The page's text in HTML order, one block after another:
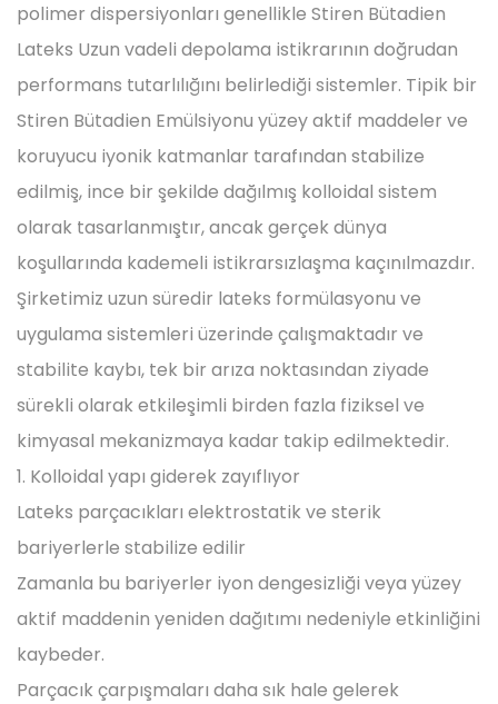
polimer dispersiyonları genellikle Stiren Bütadien
Lateks Uzun vadeli depolama istikrarının doğrudan
performans tutarlılığını belirlediği sistemler. Tipik bir
Stiren Bütadien Emülsiyonu yüzey aktif maddeler ve
koruyucu iyonik katmanlar tarafından stabilize
edilmiş, ince bir şekilde dağılmış kolloidal sistem
olarak tasarlanmıştır, ancak gerçek dünya
koşullarında kademeli istikrarsızlaşma kaçınılmazdır.
Şirketimiz uzun süredir lateks formülasyonu ve
uygulama sistemleri üzerinde çalışmaktadır ve
stabilite kaybı, tek bir arıza noktasından ziyade
sürekli olarak etkileşimli birden fazla fiziksel ve
kimyasal mekanizmaya kadar takip edilmektedir.
1. Kolloidal yapı giderek zayıflıyor
Lateks parçacıkları elektrostatik ve sterik
bariyerlerle stabilize edilir
Zamanla bu bariyerler iyon dengesizliği veya yüzey
aktif maddenin yeniden dağıtımı nedeniyle etkinliğini
kaybeder.
Parçacık çarpışmaları daha sık hale gelerek